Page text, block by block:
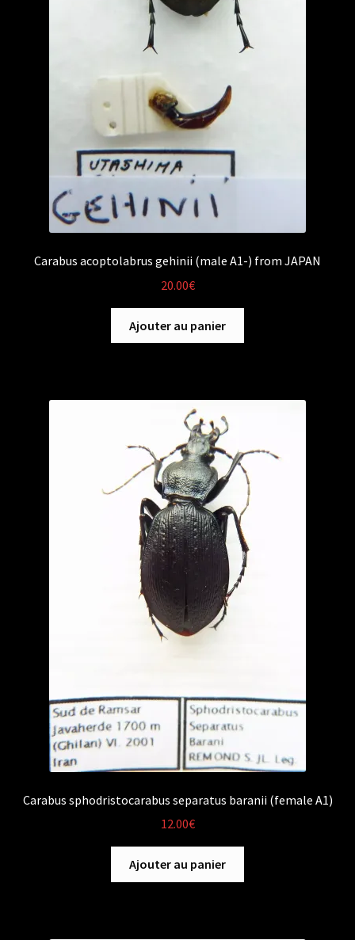
Carabus acoptolabrus gehinii (male A1-) from JAPAN
20.00€
Ajouter au panier
Carabus sphodristocarabus separatus baranii (female A1)
12.00€
Ajouter au panier